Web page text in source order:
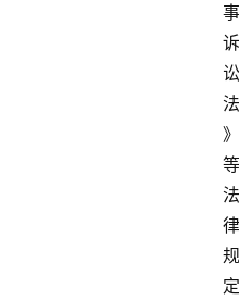
事
诉
讼
法
》
等
法
律
规
定